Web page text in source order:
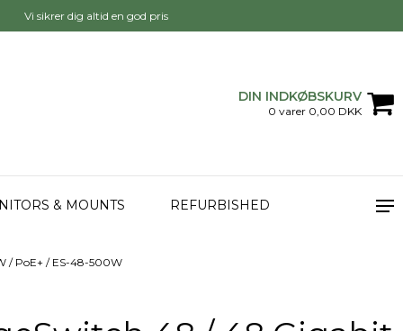
Vi sikrer dig altid en god pris
DIN INDKØBSKURV
0 varer 0,00 DKK
& MOUNTS REFURBISHED
/ PoE+ / ES-48-500W